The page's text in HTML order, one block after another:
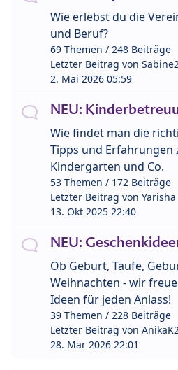
Wie erlebst du die
und Beruf?
69 Themen / 248 Beiträge
Letzter Beitrag von
2. Mai 2026 05:59
NEU:
Wie findet man die
Tipps und Erfahrungen
Kindergarten und Co.
53 Themen / 172 Beiträge
Letzter Beitrag von Yarisha
13. Okt 2025 22:40
NEU:
Ob Geburt, Taufe,
Weihnachten - wir
Ideen für jeden Anlass!
39 Themen / 228 Beiträge
Letzter Beitrag von
28. Mär 2026 22:01